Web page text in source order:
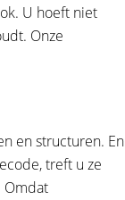
U hoeft niet
Onze
en structuren. En
treft u ze
Omdat